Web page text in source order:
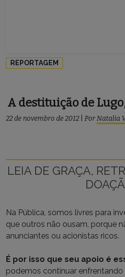
REPORTAGEM
A destituição de
22 de novembro de 2012 PorNatalia
LEIA DE GRAÇA,
Na Pública, somos livres para
que outros não ousam, porque
anunciantes ou acionistas ricos.
É por isso que seu apoio é
podemos continuar